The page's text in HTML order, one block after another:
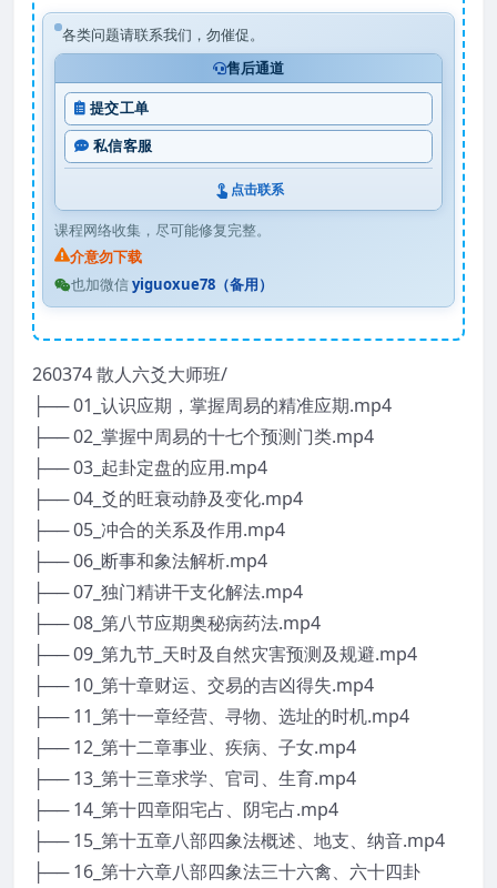
各类问题请联系我们，勿催促。
售后通道
提交工单
私信客服
点击联系
课程网络收集，尽可能修复完整。
介意勿下载
也加微信yiguoxue78（备用）
260374 散人六爻大师班/
├── 01_认识应期，掌握周易的精准应期.mp4
├── 02_掌握中周易的十七个预测门类.mp4
├── 03_起卦定盘的应用.mp4
├── 04_爻的旺衰动静及变化.mp4
├── 05_冲合的关系及作用.mp4
├── 06_断事和象法解析.mp4
├── 07_独门精讲干支化解法.mp4
├── 08_第八节应期奥秘病药法.mp4
├── 09_第九节_天时及自然灾害预测及规避.mp4
├── 10_第十章财运、交易的吉凶得失.mp4
├── 11_第十一章经营、寻物、选址的时机.mp4
├── 12_第十二章事业、疾病、子女.mp4
├── 13_第十三章求学、官司、生育.mp4
├── 14_第十四章阳宅占、阴宅占.mp4
├── 15_第十五章八部四象法概述、地支、纳音.mp4
├── 16_第十六章八部四象法三十六禽、六十四卦